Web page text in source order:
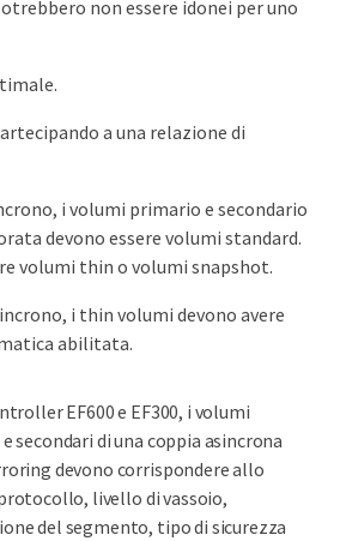
non essere idonei per uno
a una relazione di
i volumi primario e secondario
devono essere volumi standard.
volumi thin o volumi snapshot.
i thin volumi devono avere
abilitata.
EF600 e EF300, i volumi
secondari di una coppia asincrona
devono corrispondere allo
livello di vassoio,
del segmento, tipo di sicurezza